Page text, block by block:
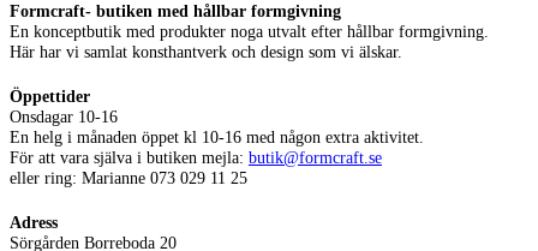
Formcraft- butiken med hållbar formgivning
En konceptbutik med produkter noga utvalt efter hållbar formgivning.
Här har vi samlat konsthantverk och design som vi älskar.
Öppettider
Onsdagar 10-16
En helg i månaden öppet kl 10-16 med någon extra aktivitet.
För att vara själva i butiken mejla: butik@formcraft.se
eller ring: Marianne 073 029 11 25
Adress
Sörgården Borreboda 20